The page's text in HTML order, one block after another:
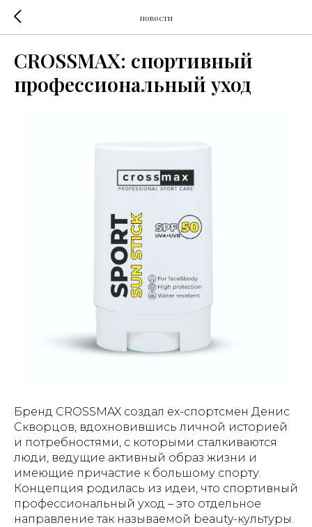
новости
CROSSMAX: спортивный
профессиональный уход
Бренд CROSSMAX создал ex-спортсмен Денис
Скворцов, вдохновившись личной историей
и потребностями, с которыми сталкиваются
люди, ведущие активный образ жизни и
имеющие причастие к большому спорту.
Концепция родилась из идеи, что спортивный
профессиональный уход – это отдельное
направление так называемой beauty-культуры.